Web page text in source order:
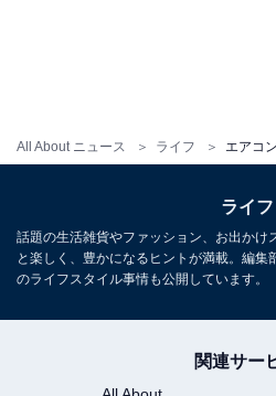
All About ニュース ライフ
ライフ
話題の生活雑貨やファッション、お出かけ
と楽しく、豊かになるヒントが満載。編集
のライフスタイル事情も公開しています。
関連サー